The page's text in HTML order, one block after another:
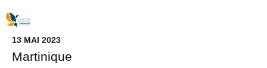
13 MAI 2023
Martinique